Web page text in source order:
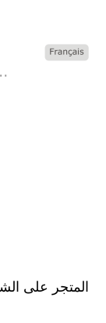
المتجر على